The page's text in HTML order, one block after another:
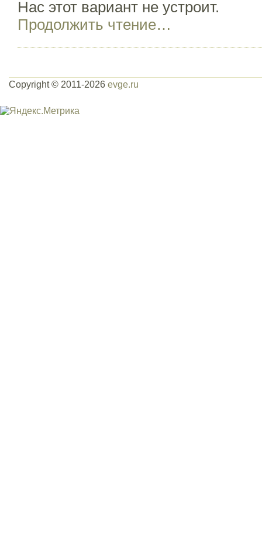
Нас этот вариант не устроит.
Продолжить чтение…
Copyright © 2011-2026 evge.ru